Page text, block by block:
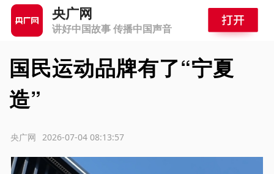
央广网
讲好中国故事 传播中国声音
国民运动品牌有了“宁夏
造”
2026-07-04 08:13:57
央广网